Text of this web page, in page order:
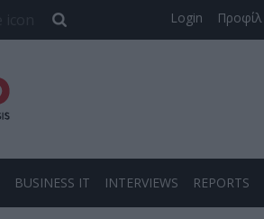
Login Προφίλ
BUSINESS IT INTERVIEWS REPORTS